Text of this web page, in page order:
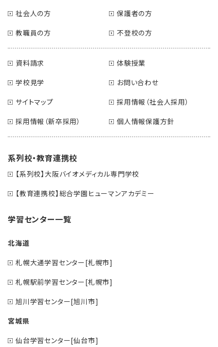
社会人の方
保護者の方
教職員の方
不登校の方
資料請求
体験授業
学校見学
お問い合わせ
サイトマップ
採用情報（社会人採用）
採用情報（新卒採用）
個人情報保護方針
系列校・教育連携校
【系列校】大阪バイオメディカル専門学校
【教育連携校】総合学園ヒューマンアカデミー
学習センター一覧
北海道
札幌大通学習センター[札幌市]
札幌駅前学習センター[札幌市]
旭川学習センター[旭川市]
宮城県
仙台学習センター[仙台市]